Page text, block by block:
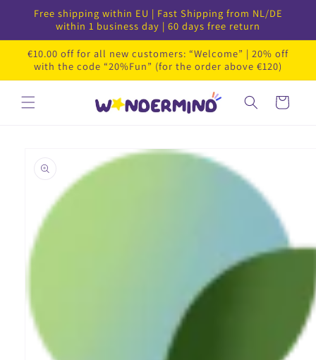
directamente
al contenido
Free shipping within EU | Fast Shipping from NL/DE
within 1 business day | 60 days free return
€10.00 off for all new customers: “Welcome” | 20% off
with the code “20%Fun” (for the order above €120)
Carrito
información
del producto